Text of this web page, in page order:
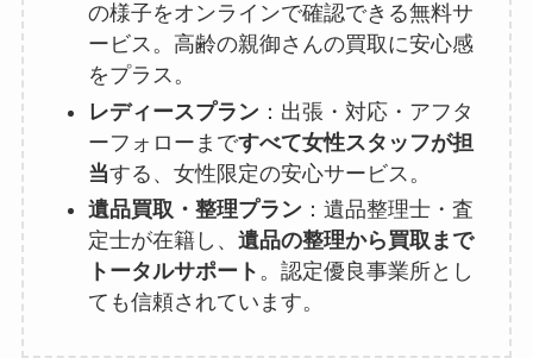
の様子をオンラインで確認できる無料サ
ービス。高齢の親御さんの買取に安心感
をプラス。
レディースプラン：出張・対応・アフタ
ーフォローまですべて女性スタッフが担
当する、女性限定の安心サービス。
遺品買取・整理プラン：遺品整理士・査
定士が在籍し、 遺品の整理から買取まで
トータルサポート 。認定優良事業所とし
ても信頼されています。